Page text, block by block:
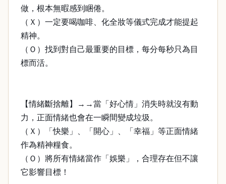
做，根本無暇感到睏倦。
（Ｘ）一定要喝咖啡、化全妝等儀式完成才能提起
精神。
（Ｏ）找到對自己最重要的目標，每分每秒只為目
標而活。
【情緒斷捨離】→→當「好心情」消失時就沒有動
力，正面情緒也會在一瞬間變成垃圾。
（Ｘ）「快樂」、「開心」、「幸福」等正面情緒
作為精神糧食。
（Ｏ）將所有情緒當作「娛樂」，合理存在但不讓
它影響目標！